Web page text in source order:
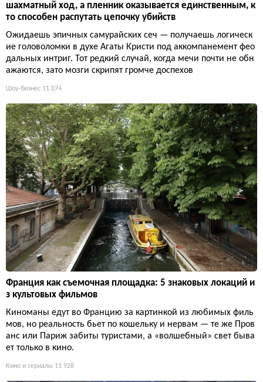
шахматный ход, а пленник оказывается единственным, к
то способен распутать цепочку убийств
Ожидаешь эпичных самурайских сеч — получаешь логическ
ие головоломки в духе Агаты Кристи под аккомпанемент фео
дальных интриг. Тот редкий случай, когда мечи почти не обн
ажаются, зато мозги скрипят громче доспехов
Шоу-бизнес 11 074
Франция как съемочная площадка: 5 знаковых локаций и
з культовых фильмов
Киноманы едут во Францию за картинкой из любимых филь
мов, но реальность бьет по кошельку и нервам — те же Пров
анс или Париж забиты туристами, а «волшебный» свет быва
ет только в кино.
Кино и сериалы 11 928